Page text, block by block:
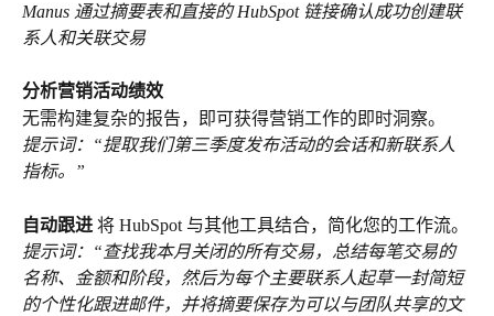
Manus 通过摘要表和直接的 HubSpot 链接确认成功创建联
系人和关联交易
分析营销活动绩效
无需构建复杂的报告，即可获得营销工作的即时洞察。
提示词：“提取我们第三季度发布活动的会话和新联系人
指标。”
自动跟进 将 HubSpot 与其他工具结合，简化您的工作流。
提示词：“查找我本月关闭的所有交易，总结每笔交易的
名称、金额和阶段，然后为每个主要联系人起草一封简短
的个性化跟进邮件，并将摘要保存为可以与团队共享的文